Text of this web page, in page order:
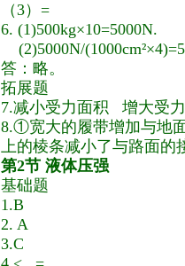
（3） =
6. (1)500kg×10=5000N.
(2)5000N/
答：略。
拓展题
7.减小受力面积 增大受
8.①宽大的履带增加与地
上的棱条减小了与路面的
第2节 液体压强
基础题
1.B
2. A
3.C